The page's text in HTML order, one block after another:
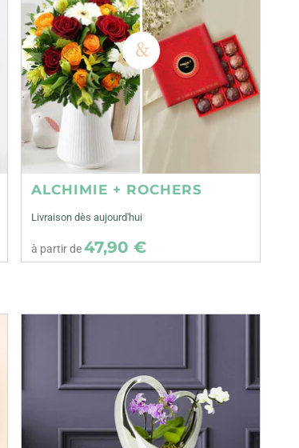
ALCHIMIE + ROCHERS
Livraison dès aujourd'hui
à partir de47,90 €